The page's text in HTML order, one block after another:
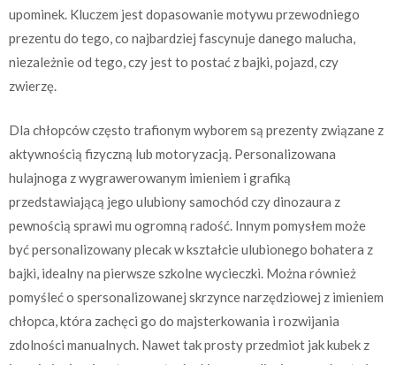
upominek. Kluczem jest dopasowanie motywu przewodniego
prezentu do tego, co najbardziej fascynuje danego malucha,
niezależnie od tego, czy jest to postać z bajki, pojazd, czy
zwierzę.
Dla chłopców często trafionym wyborem są prezenty związane z
aktywnością fizyczną lub motoryzacją. Personalizowana
hulajnoga z wygrawerowanym imieniem i grafiką
przedstawiającą jego ulubiony samochód czy dinozaura z
pewnością sprawi mu ogromną radość. Innym pomysłem może
być personalizowany plecak w kształcie ulubionego bohatera z
bajki, idealny na pierwsze szkolne wycieczki. Można również
pomyśleć o spersonalizowanej skrzynce narzędziowej z imieniem
chłopca, która zachęci go do majsterkowania i rozwijania
zdolności manualnych. Nawet tak prosty przedmiot jak kubek z